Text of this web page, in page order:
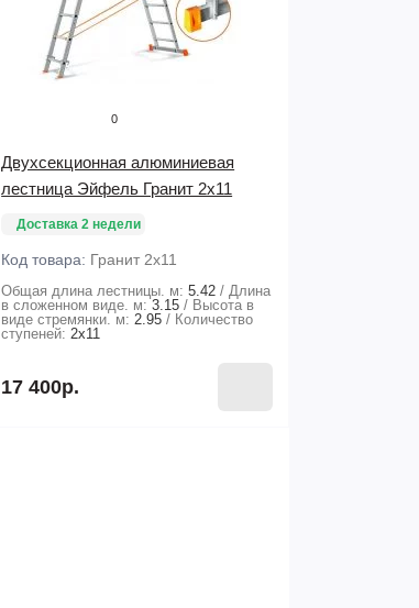
0
Двухсекционная алюминиевая
лестница Эйфель Гранит 2х11
Доставка 2 недели
Код товара: Гранит 2х11
Общая длина лестницы. м: 5.42
Длина
в сложенном виде. м: 3.15
Высота в
виде стремянки. м: 2.95
Количество
ступеней: 2х11
17 400р.